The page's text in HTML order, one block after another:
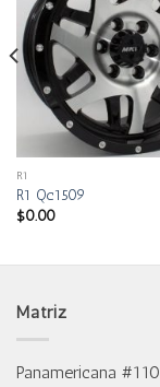
R1
R1 Qc1509
$0.00
Matriz
Panamericana #110